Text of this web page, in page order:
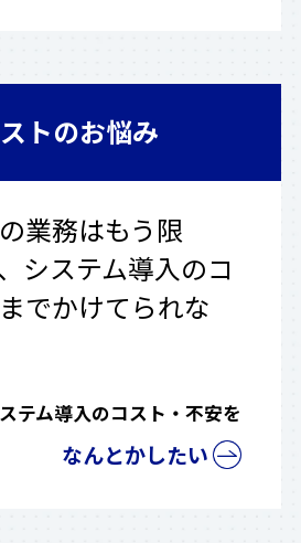
トのお悩み
業務はもう限
システム導入のコ
でかけてられな
テム導入のコスト・不安を
なんとかしたい